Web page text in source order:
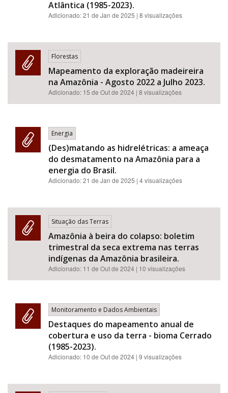
Atlântica (1985-2023).
Adicionado:21 de Jan de 2025 | 8 visualizações
Florestas
Mapeamento da exploração madeireira
na Amazônia - Agosto 2022 a Julho 2023.
Adicionado: 15 de Out de 2024 | 8 visualizações
Energia
(Des)matando as hidrelétricas: a ameaça
do desmatamento na Amazônia para a
energia do Brasil.
Adicionado:21 de Jan de 2025 | 4 visualizações
Situação das Terras
Amazônia à beira do colapso: boletim
trimestral da seca extrema nas terras
indígenas da Amazônia brasileira.
Adicionado: 11 de Out de 2024 | 10 visualizações
Monitoramento e Dados Ambientais
Destaques do mapeamento anual de
cobertura e uso da terra - bioma Cerrado
(1985-2023).
Adicionado: 10 de Out de 2024 | 9 visualizações